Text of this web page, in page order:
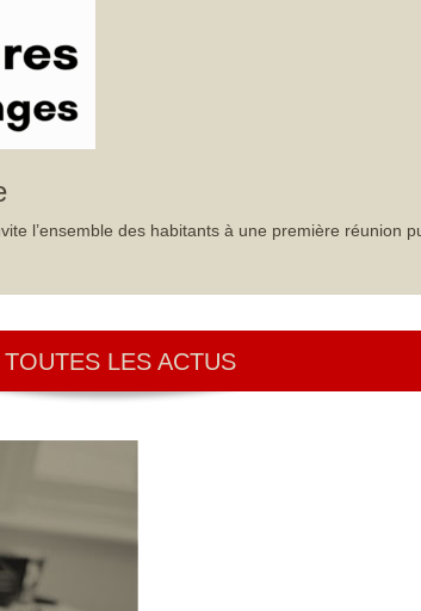
l’ensemble des habitants à une première réunion
TOUTES LES ACTUS